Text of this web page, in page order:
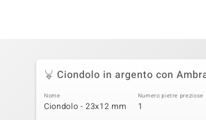
Ciondolo in argento con
Nome
Ciondolo - 23x12 mm
Numero pietre preziose
1